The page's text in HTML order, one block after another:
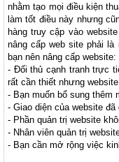
nhằm tạo mọi điều kiện
làm tốt điều này nhưng
hàng truy cập vào
nâng cấp web site phải
bạn nên nâng cấp website:
- Đối thủ cạnh tranh trực
rất cần thiết nhưng
- Bạn muốn bổ sung thêm
- Giao diện của website
- Phần quản trị website
- Nhân viên quản trị
- Bạn cần mở rộng việc